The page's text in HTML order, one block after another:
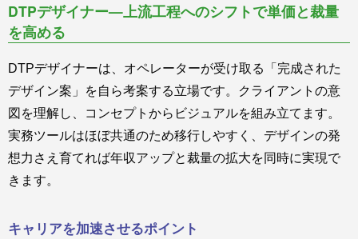
DTPデザイナー—上流工程へのシフトで単価と裁量
を高める
DTPデザイナーは、オペレーターが受け取る「完成された
デザイン案」を自ら考案する立場です。クライアントの意
図を理解し、コンセプトからビジュアルを組み立てます。
実務ツールはほぼ共通のため移行しやすく、デザインの発
想力さえ育てれば年収アップと裁量の拡大を同時に実現で
きます。
キャリアを加速させるポイント